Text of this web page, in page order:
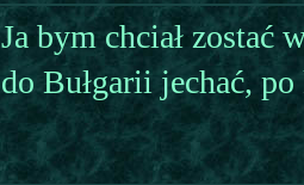
Ja bym chciał zostać
do Bułgarii jechać,